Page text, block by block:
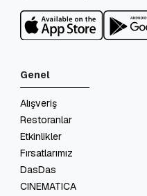
Genel
Alışveriş
Restoranlar
Etkinlikler
Fırsatlarımız
DasDas
CINEMATICA